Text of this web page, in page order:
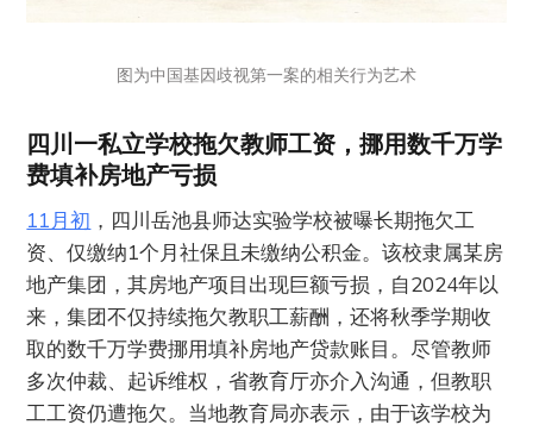
图为中国基因歧视第一案的相关行为艺术
四川一私立学校拖欠教师工资，挪用数千万学
费填补房地产亏损
11月初 ，四川岳池县师达实验学校被曝长期拖欠工
资、仅缴纳1个月社保且未缴纳公积金。该校隶属某房
地产集团，其房地产项目出现巨额亏损，自2024年以
来，集团不仅持续拖欠教职工薪酬，还将秋季学期收
取的数千万学费挪用填补房地产贷款账目。尽管教师
多次仲裁、起诉维权，省教育厅亦介入沟通，但教职
工工资仍遭拖欠。当地教育局亦表示，由于该学校为